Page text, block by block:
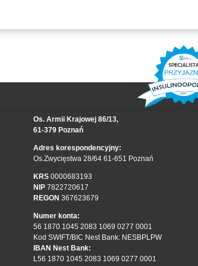
Os. Armii Krajowej 86/13,
61-379 Poznań
Adres korespondencyjny:
Os.Zwycięstwa 28/64 61-651 Poznań
KRS0000683193
NIP7822720617
REGON 367623679
Numer konta:
56 1870 1045 2083 1069 0277 0001
Kod SWIFT/BIC Nest Bank: NESBPLPW
IBAN Nest Bank:
L56 1870 1045 2083 1069 0277 0001